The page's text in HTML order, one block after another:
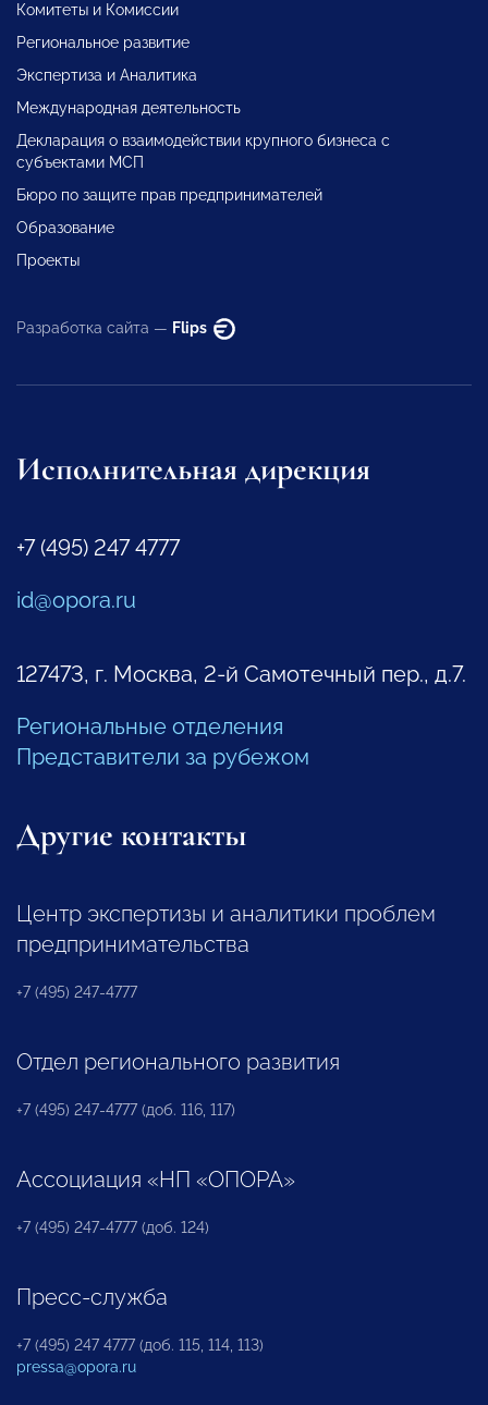
Комитеты и Комиссии
Региональное развитие
Экспертиза и Аналитика
Международная деятельность
Декларация о взаимодействии крупного бизнеса с
субъектами МСП
Бюро по защите прав предпринимателей
Образование
Проекты
Разработка сайта — Flips
Исполнительная дирекция
+7 (495) 247 4777
id@opora.ru
127473, г. Москва, 2-й Самотечный пер., д.7.
Региональные отделения
Представители за рубежом
Другие контакты
Центр экспертизы и аналитики проблем
предпринимательства
+7 (495) 247-4777
Отдел регионального развития
+7 (495) 247-4777 (доб. 116, 117)
Ассоциация «НП «ОПОРА»
+7 (495) 247-4777 (доб. 124)
Пресс-служба
+7 (495) 247 4777 (доб. 115, 114, 113)
pressa@opora.ru